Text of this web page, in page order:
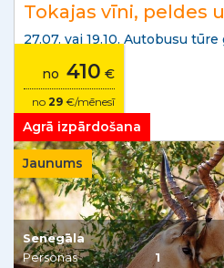
Tokajas vīni, peldes
27.07. vai 19.10. Autobusu tūre
no 410 €
no 29 €/mēnesī
Agrā izpārdošana
Jaunums
Senegāla
Personas
1